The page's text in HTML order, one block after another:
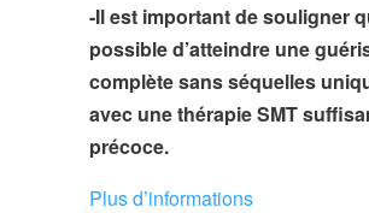
-Il est important de souligner
possible d’atteindre une
complète sans séquelles
avec une thérapie SMT
précoce.
Plus d’informations